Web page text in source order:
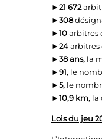
►21 672
►308
►10arbitres
►24arbitres
►38 ans, la
►91, le
►5, le
►10,9 km, la
Lois du jeu